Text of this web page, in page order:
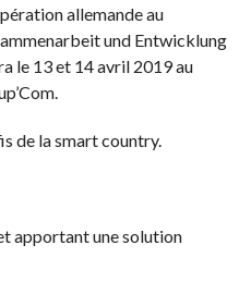
allemande au
und Entwicklung
le 13 et 14 avril 2019 au
de la smart country.
apportant une solution